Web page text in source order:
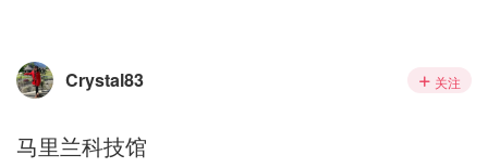
Crystal83 关注
马里兰科技馆